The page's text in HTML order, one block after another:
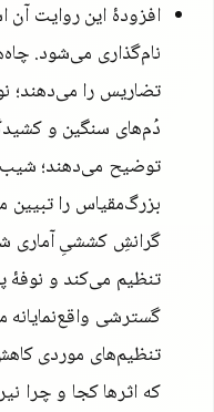
افزودهٔ این روایت
نام‌گذاری می‌شود.
تضاریس را می‌دهند؛
دُم‌های سنگین و
توضیح می‌دهند؛
بزرگ‌مقیاس را
گرانشِ کششیِ آماری
تنظیم می‌کند و نوفهٔ
گسترشی
تنظیم‌های موردی
که اثرها کجا و چرا